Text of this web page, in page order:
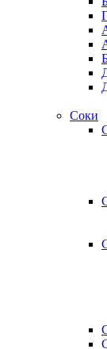
Соки